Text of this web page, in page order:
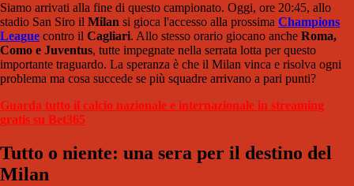
Siamo arrivati alla fine di questo campionato. Oggi, ore 20:45, allo
stadio San Siro il Milan si gioca l'accesso alla prossima Champions
League contro il Cagliari. Allo stesso orario giocano anche Roma,
Como e Juventus, tutte impegnate nella serrata lotta per questo
importante traguardo. La speranza è che il Milan vinca e risolva ogni
problema ma cosa succede se più squadre arrivano a pari punti?
Guarda tutto il calcio nazionale e internazionale in streaming
gratis su Bet365
Tutto o niente: una sera per il destino del
Milan